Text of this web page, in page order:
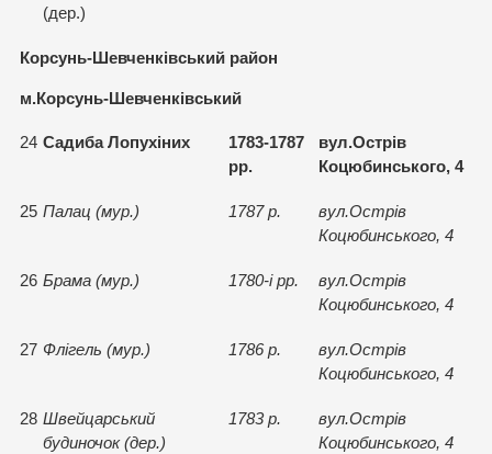
(дер.)
Корсунь-Шевченківський район
м.Корсунь-Шевченківський
24 Садиба Лопухiних
1783-1787
рр.
вул.Острiв
Коцюбинського, 4
25 Палац (мур.) 1787 р.
вул.Острiв
Коцюбинського, 4
26 Брама (мур.) 1780-i рр.
вул.Острiв
Коцюбинського, 4
27 Флiгель (мур.) 1786 р.
вул.Острiв
Коцюбинського, 4
28 Швейцарський
будиночок (дер.)
1783 р.
вул.Острiв
Коцюбинського, 4